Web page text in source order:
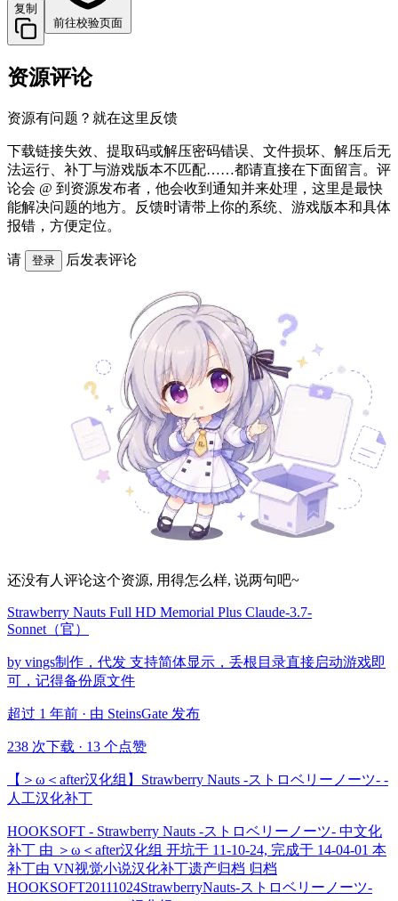
复制
前往校验页面
资源评论
资源有问题？就在这里反馈
下载链接失效、提取码或解压密码错误、文件损坏、解压后无
法运行、补丁与游戏版本不匹配……都请直接在下面留言。评
论会 @ 到资源发布者，他会收到通知并来处理，这里是最快
能解决问题的地方。反馈时请带上你的系统、游戏版本和具体
报错，方便定位。
请 登录 后发表评论
还没有人评论这个资源, 用得怎么样, 说两句吧~
Strawberry Nauts Full HD Memorial Plus Claude-3.7-
Sonnet（官）
by vings制作，代发 支持简体显示，丢根目录直接启动游戏即
可，记得备份原文件
超过 1 年前 · 由 SteinsGate 发布
238 次下载 · 13 个点赞
【＞ω＜after汉化组】Strawberry Nauts -ストロベリーノーツ- -
人工汉化补丁
HOOKSOFT - Strawberry Nauts -ストロベリーノーツ- 中文化
补丁 由 ＞ω＜after汉化组 开坑于 11-10-24, 完成于 14-04-01 本
补丁由 VN视觉小说汉化补丁遗产归档 归档
HOOKSOFT20111024StrawberryNauts-ストロベリーノーツ-